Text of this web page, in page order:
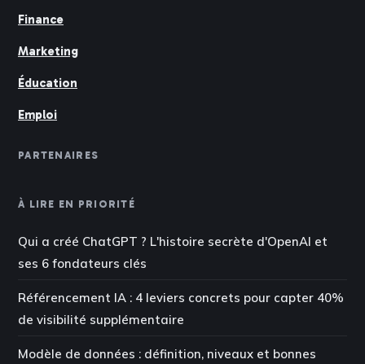
Finance
Marketing
Éducation
Emploi
PARTENAIRES
À LIRE EN PRIORITÉ
Qui a créé ChatGPT ? L'histoire secrète d'OpenAI et
ses 6 fondateurs clés
Référencement IA : 4 leviers concrets pour capter 40%
de visibilité supplémentaire
Modèle de données : définition, niveaux et bonnes